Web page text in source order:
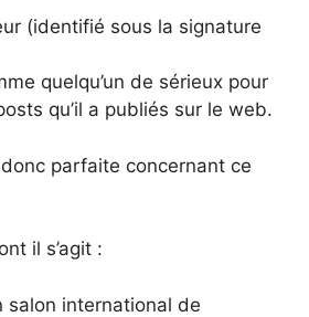
(identifié sous la signature
quelqu’un de sérieux pour
qu’il a publiés sur le web.
parfaite concernant ce
il s’agit :
salon international de